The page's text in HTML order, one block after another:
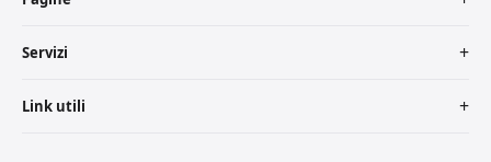
Servizi
Link utili